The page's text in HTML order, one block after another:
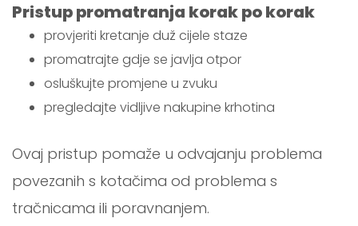
Pristup promatranja korak po korak
provjeriti kretanje duž cijele staze
promatrajte gdje se javlja otpor
osluškujte promjene u zvuku
pregledajte vidljive nakupine krhotina
Ovaj pristup pomaže u odvajanju problema
povezanih s kotačima od problema s
tračnicama ili poravnanjem.